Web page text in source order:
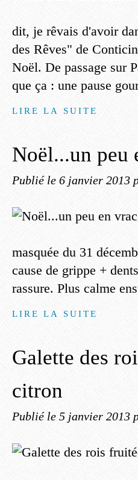
dit, je rêvais d'avoir
des Rêves" de
Noël. De passage sur
que ça : une pause
LIRE LA SUITE
Noël...un peu
Publié le 6 janvier 2013
masquée du 31
cause de grippe +
rassure. Plus calme
LIRE LA SUITE
Galette des
citron
Publié le 5 janvier 2013